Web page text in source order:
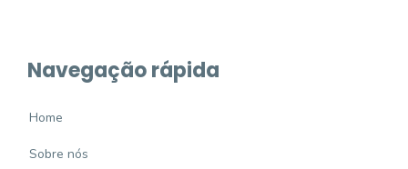
Navegação rápida
Home
Sobre nós